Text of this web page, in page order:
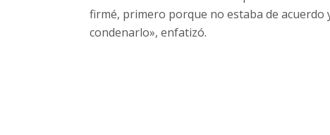
firmé, primero porque no estaba de
condenarlo», enfatizó.